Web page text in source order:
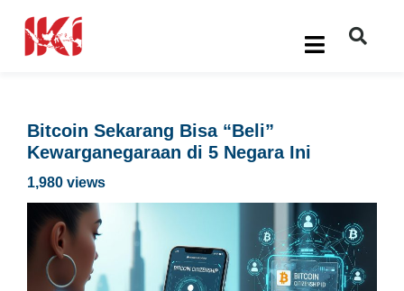
Bitcoin Sekarang Bisa “Beli”
Kewarganegaraan di 5 Negara Ini
1,980 views